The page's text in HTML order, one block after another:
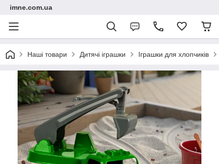
imne.com.ua
Наші товари Дитячі іграшки Іграшки для хлопчиків